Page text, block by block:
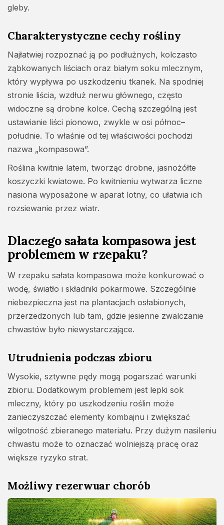
gleby.
Charakterystyczne cechy rośliny
Najłatwiej rozpoznać ją po podłużnych, kolczasto
ząbkowanych liściach oraz białym soku mlecznym,
który wypływa po uszkodzeniu tkanek. Na spodniej
stronie liścia, wzdłuż nerwu głównego, często
widoczne są drobne kolce. Cechą szczególną jest
ustawianie liści pionowo, zwykle w osi północ–
południe. To właśnie od tej właściwości pochodzi
nazwa „kompasowa”.
Roślina kwitnie latem, tworząc drobne, jasnożółte
koszyczki kwiatowe. Po kwitnieniu wytwarza liczne
nasiona wyposażone w aparat lotny, co ułatwia ich
rozsiewanie przez wiatr.
Dlaczego sałata kompasowa jest
problemem w rzepaku?
W rzepaku sałata kompasowa może konkurować o
wodę, światło i składniki pokarmowe. Szczególnie
niebezpieczna jest na plantacjach osłabionych,
przerzedzonych lub tam, gdzie jesienne zwalczanie
chwastów było niewystarczające.
Utrudnienia podczas zbioru
Wysokie, sztywne pędy mogą pogarszać warunki
zbioru. Dodatkowym problemem jest lepki sok
mleczny, który po uszkodzeniu roślin może
zanieczyszczać elementy kombajnu i zwiększać
wilgotność zbieranego materiału. Przy dużym nasileniu
chwastu może to oznaczać wolniejszą pracę oraz
większe ryzyko strat.
Możliwy rezerwuar chorób